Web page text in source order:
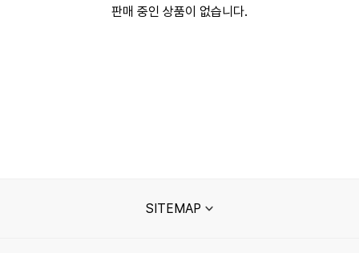
판매 중인 상품이 없습니다.
SITEMAP